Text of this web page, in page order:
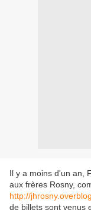
Il y a moins d'un an,
aux frères Rosny,
http://
de billets sont venus